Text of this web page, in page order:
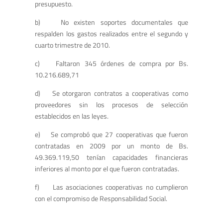
presupuesto.
b) No existen soportes documentales que
respalden los gastos realizados entre el segundo y
cuarto trimestre de 2010.
c) Faltaron 345 órdenes de compra por Bs.
10.216.689,71
d) Se otorgaron contratos a cooperativas como
proveedores sin los procesos de selección
establecidos en las leyes.
e) Se comprobó que 27 cooperativas que fueron
contratadas en 2009 por un monto de Bs.
49.369.119,50 tenían capacidades financieras
inferiores al monto por el que fueron contratadas.
f) Las asociaciones cooperativas no cumplieron
con el compromiso de Responsabilidad Social.